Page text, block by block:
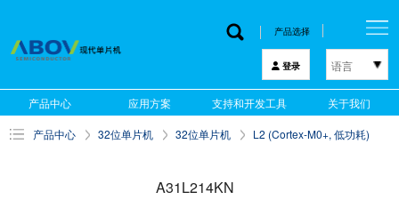
产品选择
登录 语言
한국어
English
中文
产品中心 应用方案 支持和开发工具 关于我们
产品中心 32位单片机 32位单片机 L2 (Cortex-M0+, 低功耗)
A31L214KN